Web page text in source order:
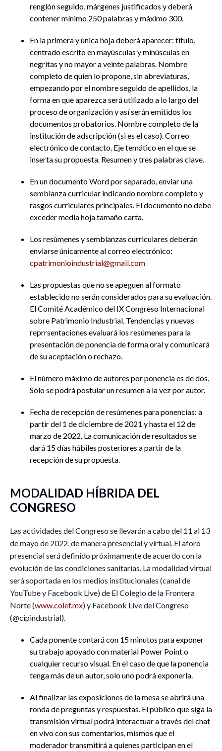
renglón seguido, márgenes justificados y deberá
contener mínimo 250 palabras y máximo 300.
En la primera y única hoja deberá aparecer: título,
centrado escrito en mayúsculas y minúsculas en
negritas y no mayor a veinte palabras. Nombre
completo de quien lo propone, sin abreviaturas,
empezando por el nombre seguido de apellidos, la
forma en que aparezca será utilizado a lo largo del
proceso de organización y así serán emitidos los
documentos probatorios. Nombre completo de la
institución de adscripción (si es el caso). Correo
electrónico de contacto. Eje temático en el que se
inserta su propuesta. Resumen y tres palabras clave.
En un documento Word por separado, enviar una
semblanza curricular indicando nombre completo y
rasgos curriculares principales. El documento no debe
exceder media hoja tamaño carta.
Los resúmenes y semblanzas curriculares deberán
enviarse únicamente al correo electrónico:
cpatrimonioindustrial@gmail.com
Las propuestas que no se apeguen al formato
establecido no serán considerados para su evaluación.
El Comité Académico del IX Congreso Internacional
sobre Patrimonio Industrial. Tendencias y nuevas
reprrsentaciones evaluará los resúmenes para la
presentación de ponencia de forma oral y comunicará
de su aceptación o rechazo.
El número máximo de autores por ponencia es de dos.
Sólo se podrá postular un resumen a la vez por autor.
Fecha de recepción de resúmenes para ponencias: a
partir del 1 de diciembre de 2021 y hasta el 12 de
marzo de 2022. La comunicación de resultados se
dará 15 días hábiles posteriores a partir de la
recepción de su propuesta.
MODALIDAD HÍBRIDA DEL
CONGRESO
Las actividades del Congreso se llevarán a cabo del 11 al 13
de mayo de 2022, de manera presencial y virtual. El aforo
presencial será definido próximamente de acuerdo con la
evolución de las condiciones sanitarias. La modalidad virtual
será soportada en los medios institucionales (canal de
YouTube y Facebook Live) de El Colegio de la Frontera
Norte (www.colef.mx) y Facebook Live del Congreso
(@cipindustrial).
Cada ponente contará con 15 minutos para exponer
su trabajo apoyado con material Power Point o
cualquier recurso visual. En el caso de que la ponencia
tenga más de un autor, solo uno podrá exponerla.
Al finalizar las exposiciones de la mesa se abrirá una
ronda de preguntas y respuestas. El público que siga la
transmisión virtual podrá interactuar a través del chat
en vivo con sus comentarios, mismos que el
moderador transmitirá a quienes participan en el